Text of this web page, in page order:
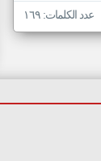
عدد الكلمات: ١٦٩